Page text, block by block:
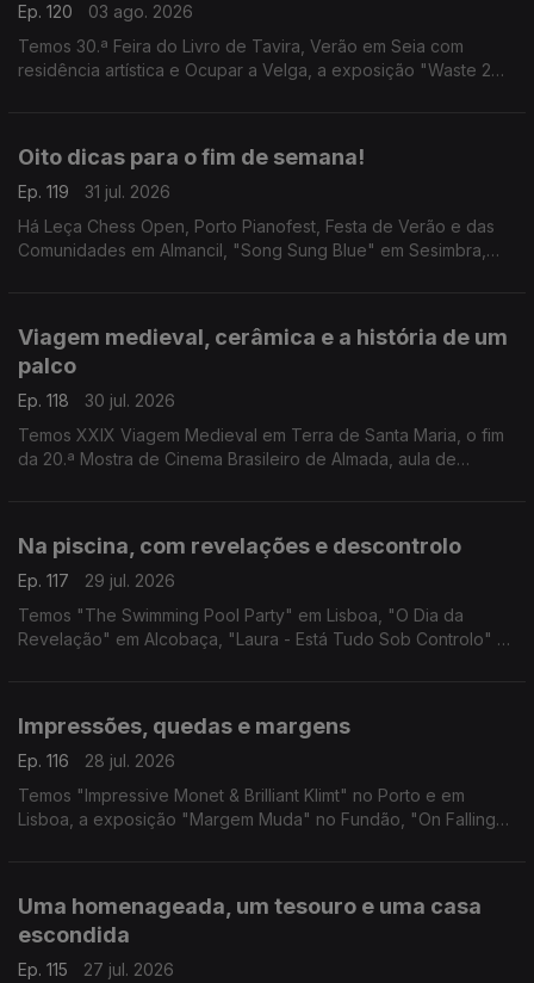
Ep. 120
03 ago. 2026
Temos 30.ª Feira do Livro de Tavira, Verão em Seia com
residência artística e Ocupar a Velga, a exposição "Waste 2
Oito dicas para o fim de semana!
Ep. 119
31 jul. 2026
Há Leça Chess Open, Porto Pianofest, Festa de Verão e das
Comunidades em Almancil, "Song Sung Blue" em Sesimbra,
Viagem medieval, cerâmica e a história de um
palco
Ep. 118
30 jul. 2026
Temos XXIX Viagem Medieval em Terra de Santa Maria, o fim
da 20.ª Mostra de Cinema Brasileiro de Almada, aula de
Na piscina, com revelações e descontrolo
Ep. 117
29 jul. 2026
Temos "The Swimming Pool Party" em Lisboa, "O Dia da
Revelação" em Alcobaça, "Laura - Está Tudo Sob Controlo" e
Impressões, quedas e margens
Ep. 116
28 jul. 2026
Temos "Impressive Monet & Brilliant Klimt" no Porto e em
Lisboa, a exposição "Margem Muda" no Fundão, "On Falling"
Uma homenageada, um tesouro e uma casa
escondida
Ep. 115
27 jul. 2026